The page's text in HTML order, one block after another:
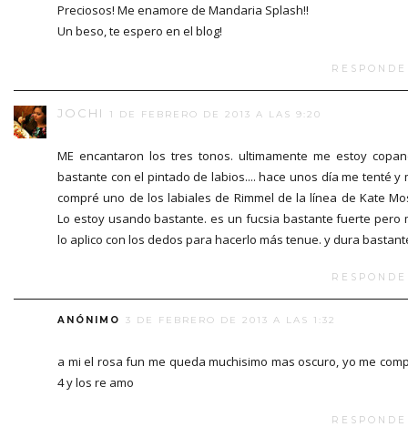
Preciosos! Me enamore de Mandaria Splash!!
Un beso, te espero en el blog!
JOCHI 1 DE FEBRERO DE 2013 A LAS 9:20
ME encantaron los tres tonos. ultimamente me estoy
bastante con el pintado de labios.... hace unos día me tenté y
compré uno de los labiales de Rimmel de la línea de Kate
Lo estoy usando bastante. es un fucsia bastante fuerte pero
lo aplico con los dedos para hacerlo más tenue. y dura
ANÓNIMO 3 DE FEBRERO DE 2013 A LAS 1:32
a mi el rosa fun me queda muchisimo mas oscuro, yo me
4 y los re amo